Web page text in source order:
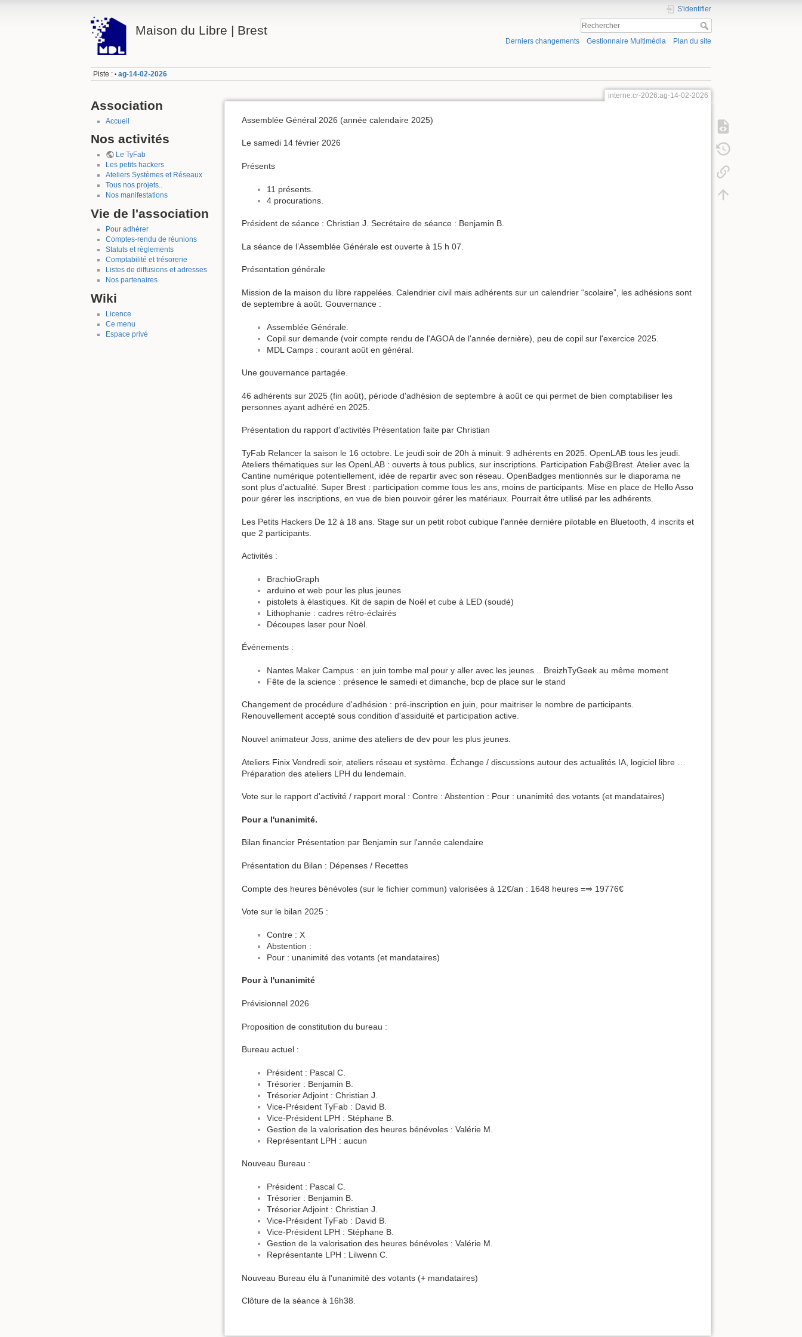
Maison du Libre | Brest
S'identifier
Derniers changements Gestionnaire Multimédia Plan du site
Piste : • ag-14-02-2026
Association
Accueil
Nos activités
Le TyFab
Les petits hackers
Ateliers Systèmes et Réseaux
Tous nos projets..
Nos manifestations
Vie de l'association
Pour adhérer
Comptes-rendu de réunions
Statuts et règlements
Comptabilité et trésorerie
Listes de diffusions et adresses
Nos partenaires
Wiki
Licence
Ce menu
Espace privé
interne:cr-2026:ag-14-02-2026
Assemblée Général 2026 (année calendaire 2025)
Le samedi 14 février 2026
Présents
11 présents.
4 procurations.
Président de séance : Christian J. Secrétaire de séance : Benjamin B.
La séance de l’Assemblée Générale est ouverte à 15 h 07.
Présentation générale
Mission de la maison du libre rappelées. Calendrier civil mais adhérents sur un calendrier “scolaire”, les adhésions sont
de septembre à août. Gouvernance :
Assemblée Générale.
Copil sur demande (voir compte rendu de l'AGOA de l'année dernière), peu de copil sur l'exercice 2025.
MDL Camps : courant août en général.
Une gouvernance partagée.
46 adhérents sur 2025 (fin août), période d'adhésion de septembre à août ce qui permet de bien comptabiliser les
personnes ayant adhéré en 2025.
Présentation du rapport d'activités Présentation faite par Christian
TyFab Relancer la saison le 16 octobre. Le jeudi soir de 20h à minuit: 9 adhérents en 2025. OpenLAB tous les jeudi.
Ateliers thématiques sur les OpenLAB : ouverts à tous publics, sur inscriptions. Participation Fab@Brest. Atelier avec la
Cantine numérique potentiellement, idée de repartir avec son réseau. OpenBadges mentionnés sur le diaporama ne
sont plus d'actualité. Super Brest : participation comme tous les ans, moins de participants. Mise en place de Hello Asso
pour gérer les inscriptions, en vue de bien pouvoir gérer les matériaux. Pourrait être utilisé par les adhérents.
Les Petits Hackers De 12 à 18 ans. Stage sur un petit robot cubique l'année dernière pilotable en Bluetooth, 4 inscrits et
que 2 participants.
Activités :
BrachioGraph
arduino et web pour les plus jeunes
pistolets à élastiques. Kit de sapin de Noël et cube à LED (soudé)
Lithophanie : cadres rétro-éclairés
Découpes laser pour Noël.
Événements :
Nantes Maker Campus : en juin tombe mal pour y aller avec les jeunes .. BreizhTyGeek au même moment
Fête de la science : présence le samedi et dimanche, bcp de place sur le stand
Changement de procédure d'adhésion : pré-inscription en juin, pour maitriser le nombre de participants.
Renouvellement accepté sous condition d'assiduité et participation active.
Nouvel animateur Joss, anime des ateliers de dev pour les plus jeunes.
Ateliers Finix Vendredi soir, ateliers réseau et système. Échange / discussions autour des actualités IA, logiciel libre …
Préparation des ateliers LPH du lendemain.
Vote sur le rapport d'activité / rapport moral : Contre : Abstention : Pour : unanimité des votants (et mandataires)
Pour a l'unanimité.
Bilan financier Présentation par Benjamin sur l'année calendaire
Présentation du Bilan : Dépenses / Recettes
Compte des heures bénévoles (sur le fichier commun) valorisées à 12€/an : 1648 heures =⇒ 19776€
Vote sur le bilan 2025 :
Contre : X
Abstention :
Pour : unanimité des votants (et mandataires)
Pour à l'unanimité
Prévisionnel 2026
Proposition de constitution du bureau :
Bureau actuel :
Président : Pascal C.
Trésorier : Benjamin B.
Trésorier Adjoint : Christian J.
Vice-Président TyFab : David B.
Vice-Président LPH : Stéphane B.
Gestion de la valorisation des heures bénévoles : Valérie M.
Représentant LPH : aucun
Nouveau Bureau :
Président : Pascal C.
Trésorier : Benjamin B.
Trésorier Adjoint : Christian J.
Vice-Président TyFab : David B.
Vice-Président LPH : Stéphane B.
Gestion de la valorisation des heures bénévoles : Valérie M.
Représentante LPH : Lilwenn C.
Nouveau Bureau élu à l'unanimité des votants (+ mandataires)
Clôture de la séance à 16h38.